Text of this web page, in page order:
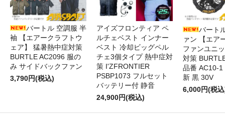
バートル 空調服 半
袖 【エアークラフトウ
ェア】 猛暑熱中症対策
BURTLE AC2096 服の
み サイドバックファン
3,790円(税込)
アイズフロンティア ペ
ルチェベスト インナー
ベスト 冷却ビッグペル
チェ3個タイプ 熱中症対
策 I'ZFRONTIER
PSBP1073 フルセット
バッテリー付 静音
24,900円(税込)
バート
ァン 【エア
ファンユニ
対策
品番 AC10-1
新 黒 30V
6,000円(税